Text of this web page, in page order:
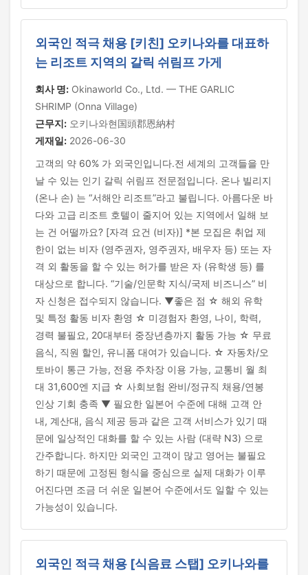
외국인 적극 채용 [키친] 오키나와를 대표하
는 리조트 지역의 갈릭 쉬림프 가게
회사 명: Okinaworld Co., Ltd. — THE GARLIC
SHRIMP (Onna Village)
근무지: 오키나와현国頭郡恩納村
게재일: 2026-06-30
고객의 약 60% 가 외국인입니다.전 세계의 고객들을 만
날 수 있는 인기 갈릭 쉬림프 전문점입니다. 온나 빌리지
(온나 손) 는 “서해안 리조트”라고 불립니다. 아름다운 바
다와 고급 리조트 호텔이 줄지어 있는 지역에서 일해 보
는 건 어떨까요? [자격 요건 (비자)] *본 모집은 취업 제
한이 없는 비자 (영주권자, 영주권자, 배우자 등) 또는 자
격 외 활동을 할 수 있는 허가를 받은 자 (유학생 등) 를
대상으로 합니다. “기술/인문학 지식/국제 비즈니스” 비
자 신청은 접수되지 않습니다. ▼좋은 점 ☆ 해외 유학
및 특정 활동 비자 환영 ☆ 미경험자 환영, 나이, 학력,
경력 불필요, 20대부터 중장년층까지 활동 가능 ☆ 무료
음식, 직원 할인, 유니폼 대여가 있습니다. ☆ 자동차/오
토바이 통근 가능, 전용 주차장 이용 가능, 교통비 월 최
대 31,600엔 지급 ☆ 사회보험 완비/정규직 채용/연봉
인상 기회 충족 ▼ 필요한 일본어 수준에 대해 고객 안
내, 계산대, 음식 제공 등과 같은 고객 서비스가 있기 때
문에 일상적인 대화를 할 수 있는 사람 (대략 N3) 으로
간주합니다. 하지만 외국인 고객이 많고 영어는 불필요
하기 때문에 고정된 형식을 중심으로 실제 대화가 이루
어진다면 조금 더 쉬운 일본어 수준에서도 일할 수 있는
가능성이 있습니다.
외국인 적극 채용 [식음료 스탭] 오키나와를